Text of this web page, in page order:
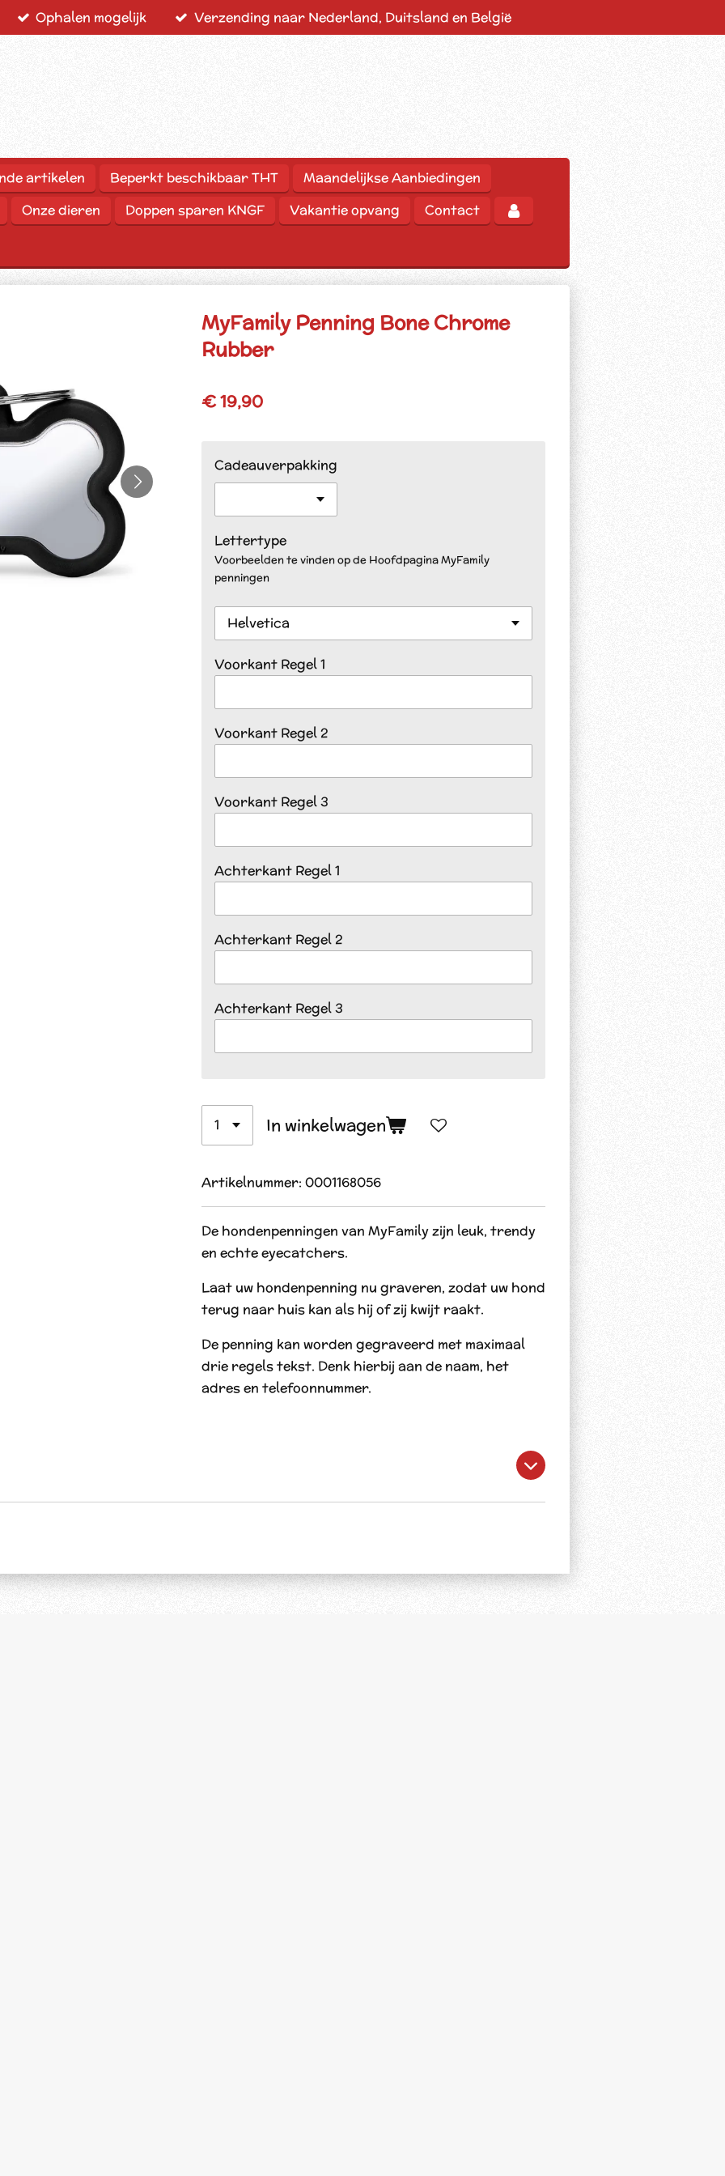
Ophalen mogelijk Verzending naar Nederland, Duitsland en België
artikelen Beperkt beschikbaar THT
Maandelijkse Aanbiedingen
Onze dieren
Doppen sparen KNGF Vakantie opvang Contact
MyFamily Penning Bone Chrome
Rubber
€ 19,90
Cadeauverpakking
Lettertype
Voorbeelden te vinden op de Hoofdpagina MyFamily
penningen
Voorkant Regel 1
Voorkant Regel 2
Voorkant Regel 3
Achterkant Regel 1
Achterkant Regel 2
Achterkant Regel 3
In winkelwagen
Artikelnummer: 0001168056
De hondenpenningen van MyFamily zijn leuk, trendy
en echte eyecatchers.
Laat uw hondenpenning nu graveren, zodat uw hond
terug naar huis kan als hij of zij kwijt raakt.
De penning kan worden gegraveerd met maximaal
drie regels tekst. Denk hierbij aan de naam, het
adres en telefoonnummer.